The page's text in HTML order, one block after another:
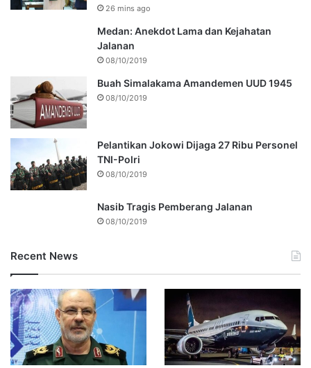
26 mins ago
Medan: Anekdot Lama dan Kejahatan
Jalanan
08/10/2019
Buah Simalakama Amandemen UUD 1945
08/10/2019
Pelantikan Jokowi Dijaga 27 Ribu Personel
TNI-Polri
08/10/2019
Nasib Tragis Pemberang Jalanan
08/10/2019
Recent News